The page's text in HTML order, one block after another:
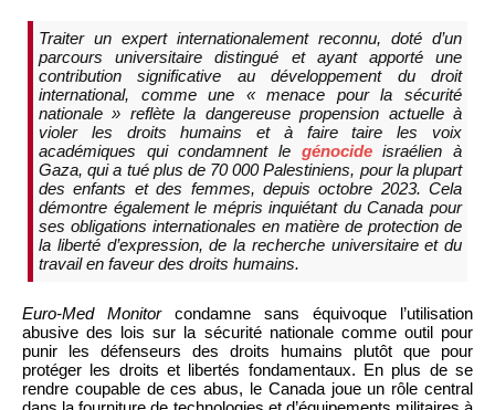
Traiter un expert internationalement reconnu, doté d’un
parcours universitaire distingué et ayant apporté une
contribution significative au développement du droit
international, comme une « menace pour la sécurité
nationale » reflète la dangereuse propension actuelle à
violer les droits humains et à faire taire les voix
académiques qui condamnent le génocideisraélien à
Gaza, qui a tué plus de 70 000 Palestiniens, pour la plupart
des enfants et des femmes, depuis octobre 2023. Cela
démontre également le mépris inquiétant du Canada pour
ses obligations internationales en matière de protection de
la liberté d’expression, de la recherche universitaire et du
travail en faveur des droits humains.
Euro-Med Monitorcondamne sans équivoque l’utilisation
abusive des lois sur la sécurité nationale comme outil pour
punir les défenseurs des droits humains plutôt que pour
protéger les droits et libertés fondamentaux. En plus de se
rendre coupable de ces abus, le Canada joue un rôle central